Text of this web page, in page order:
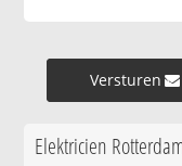
Versturen »
Elektricien